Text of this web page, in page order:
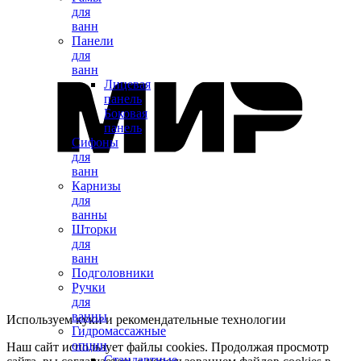
для
ванн
Панели
для
ванн
Лицевая
панель
Боковая
панель
Сифоны
для
ванн
Карнизы
для
ванны
Шторки
для
ванн
Подголовники
Ручки
для
ванны
Гидромассажные
опции
Используем куки и рекомендательные технологии
Наш сайт использует файлы cookies. Продолжая просмотр